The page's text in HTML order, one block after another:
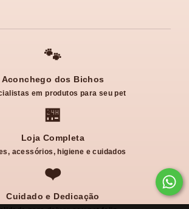
🐾
Aconchego dos Bichos
em produtos para seu pet
🏪
Loja Completa
acessórios, higiene e cuidados
❤️
Cuidado e Dedicação